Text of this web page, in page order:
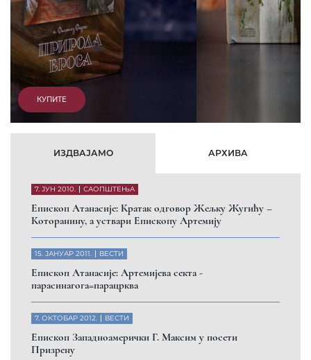
ИЗДВАЈАМО АРХИВА
7. ЈУН 2010. САОПШТЕЊА
Eпископ Атанасије: Кратак одговор Жељку Жугићу –
Которанину, а уствари Епископу Артемију
15. ЈАНУАР 2011. ВЕСТИ
Eпископ Атанасије: Артемијева секта -
парасинагога=парацрква
7. ОКТОБАР 2012. ВЕСТИ
Eпископ Западноамерички Г. Максим у посети
Призрену